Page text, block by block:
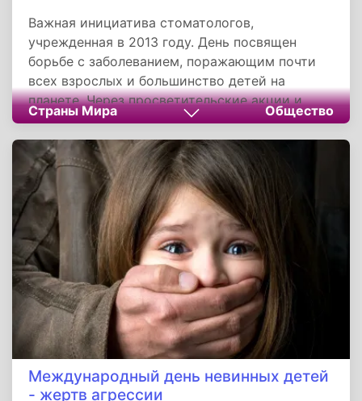
Важная инициатива стоматологов,
учрежденная в 2013 году. День посвящен
борьбе с заболеванием, поражающим почти
всех взрослых и большинство детей на
планете. Через просветительские акции и
бесплатные консультации праздник учит
предотвращать кариес доступными
методами: гигиеной, сбалансированным
питанием и регулярными визитами к врачу.
Эти меры сохраняют не только здоровье
зубов, но и всего организма, экономя ресурсы
семьи и системы здравоохранения. Помните:
кариес можно остановить, если действовать
сообща и системно.
Страны Мира Общество
Международный день невинных детей
- жертв агрессии